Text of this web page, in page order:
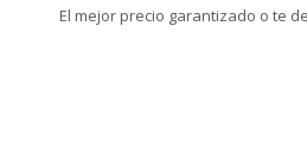
El mejor precio garantizado o te